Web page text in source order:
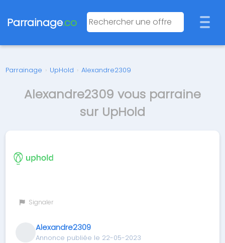
Parrainage.co
Parrainage › UpHold › Alexandre2309
Alexandre2309 vous parraine
sur UpHold
Signaler
Alexandre2309
Annonce publiée le 22-05-2023